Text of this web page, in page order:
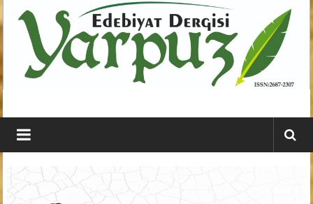
geç
YARPUZ
Edebiyat
Dergisi
Kahramanmaraş'ın